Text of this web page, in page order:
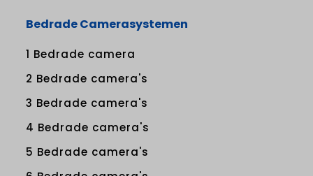
Bedrade Camerasystemen
1 Bedrade camera
2 Bedrade camera's
3 Bedrade camera's
4 Bedrade camera's
5 Bedrade camera's